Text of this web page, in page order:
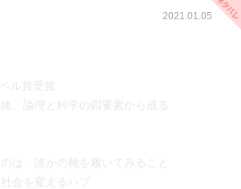
2021.01.05
ル賞受賞
、論理と科学の四要素から成る
は、誰かの靴を履いてみること
会を変えるハブ